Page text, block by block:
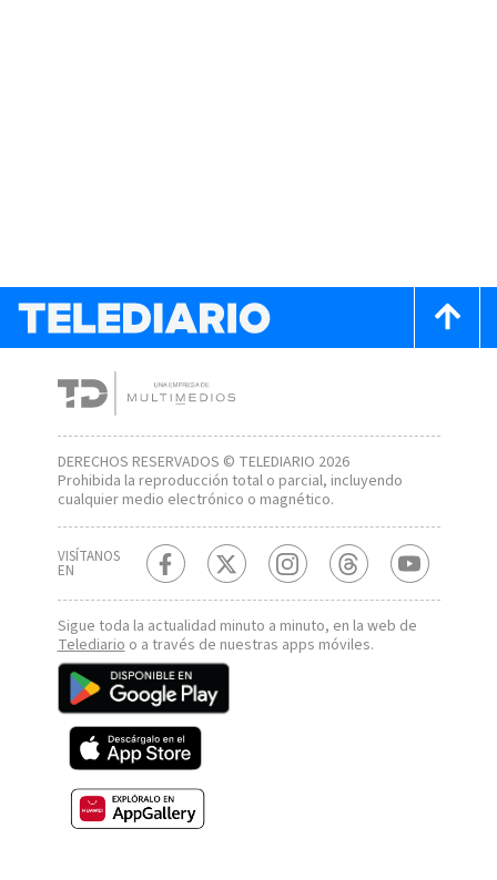
DERECHOS RESERVADOS © TELEDIARIO 2026
Prohibida la reproducción total o parcial, incluyendo
cualquier medio electrónico o magnético.
VISÍTANOS
EN
Sigue toda la actualidad minuto a minuto, en la web de
Telediarioo a través de nuestras apps móviles.